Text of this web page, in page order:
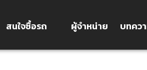
สนใจซื้อรถ ผู้จำหน่าย บทคว